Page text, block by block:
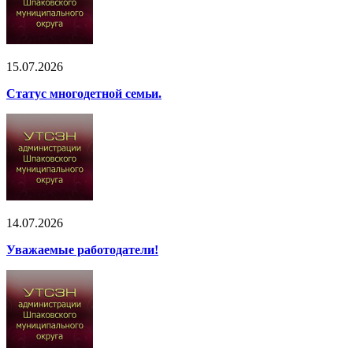
15.07.2026
Статус многодетной семьи.
14.07.2026
Уважаемые работодатели!